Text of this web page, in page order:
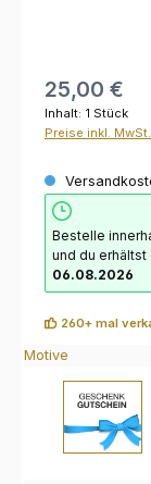
25,00 €
Inhalt: 1 Stück
Preise inkl.
Bestelle
und du
06.08.2026
260+ mal
Motive